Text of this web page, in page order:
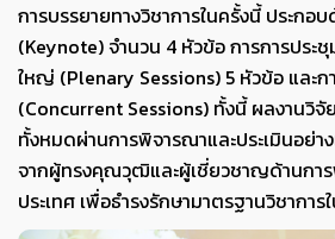
การบรรยายทางวิชาการในครั้งนี้ ประกอ
(Keynote) จำนวน 4 หัวข้อ การการประ
ใหญ่ (Plenary Sessions) 5 หัวข้อ และก
(Concurrent Sessions) ทั้งนี้ ผลงานวิจั
ทั้งหมดผ่านการพิจารณาและประเมินอย่า
จากผู้ทรงคุณวุฒิและผู้เชี่ยวชาญด้านการ
ประเทศ เพื่อธำรงรักษามาตรฐานวิชากา